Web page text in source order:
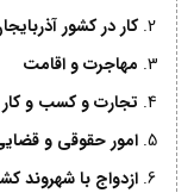
کار در کشور
مهاجرت و اقامت
تجارت و کسب و کار
امور حقوقی و
ازدواج با شهروند